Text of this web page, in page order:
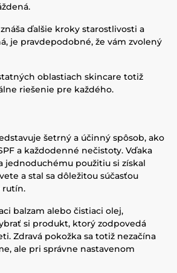
ďalšie kroky starostlivosti a
je pravdepodobné, že vám zvolený
oblastiach skincare totiž
riešenie pre každého.
šetrný a účinný spôsob, ako
a každodenné nečistoty. Vďaka
jednoduchému použitiu si získal
a stal sa dôležitou súčasťou
rutín.
balzam alebo čistiaci olej,
si produkt, ktorý zodpovedá
Zdravá pokožka sa totiž nezačína
ale pri správne nastavenom